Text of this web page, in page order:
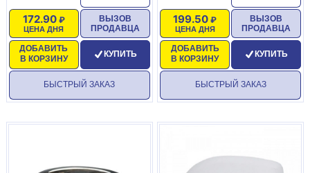
ЦЕНА ДНЯ
172.90
ДОБАВИТЬ
В КОРЗИНУ
ВЫЗОВ
ПРОДАВЦА
КУПИТЬ
БЫСТРЫЙ ЗАКАЗ
ЦЕНА ДНЯ
199.50
ДОБАВИТЬ
В КОРЗИНУ
ВЫЗОВ
ПРОДАВЦА
КУПИТЬ
БЫСТРЫЙ ЗАКАЗ